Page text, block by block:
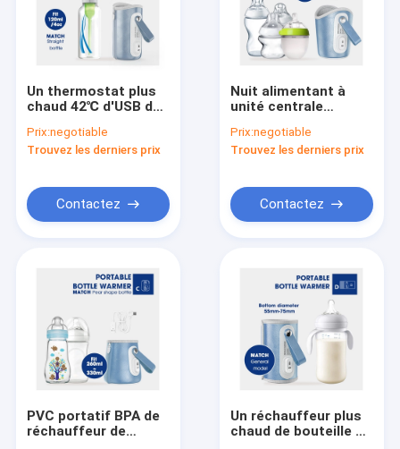
Un thermostat plus
chaud 42℃ d'USB de
portative de voyage
de lait de bébé
Prix:negotiable
Trouvez les derniers prix
Contactez
Nuit alimentant à
unité centrale
de réchauffeur de
bouteille de voyage
Prix:negotiable
Trouvez les derniers prix
Contactez
PVC portatif BPA de
réchauffeur de
Un réchauffeur plus
chaud de bouteille de